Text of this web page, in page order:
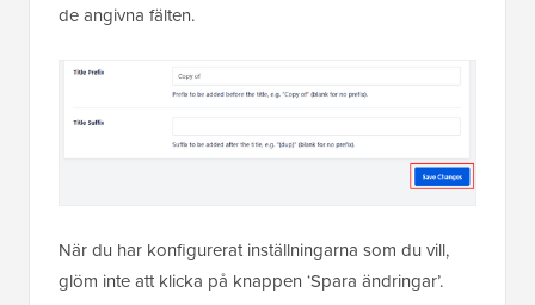
de angivna fälten.
När du har konfigurerat inställningarna som du vill,
glöm inte att klicka på knappen ‘Spara ändringar’.